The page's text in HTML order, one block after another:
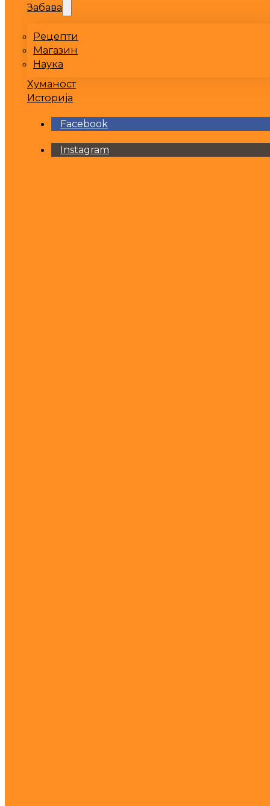
Забава
Рецепти
Магазин
Наука
Хуманост
Историја
Facebook
Instagram